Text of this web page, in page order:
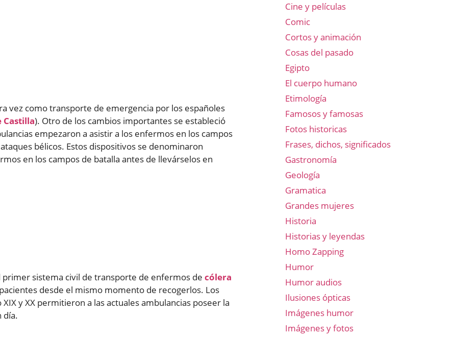
vez como transporte de emergencia por los españoles
Castilla). Otro de los cambios importantes se estableció
empezaron a asistir a los enfermos en los campos
bélicos. Estos dispositivos se denominaron
en los campos de batalla antes de llevárselos en
sistema civil de transporte de enfermos de cólera
desde el mismo momento de recogerlos. Los
y XX permitieron a las actuales ambulancias poseer la
día.
Cine y películas
Comic
Cortos y animación
Cosas del pasado
Egipto
El cuerpo humano
Etimología
Famosos y famosas
Fotos historicas
Frases, dichos, significados
Gastronomía
Geología
Gramatica
Grandes mujeres
Historia
Historias y leyendas
Homo Zapping
Humor
Humor audios
Ilusiones ópticas
Imágenes humor
Imágenes y fotos